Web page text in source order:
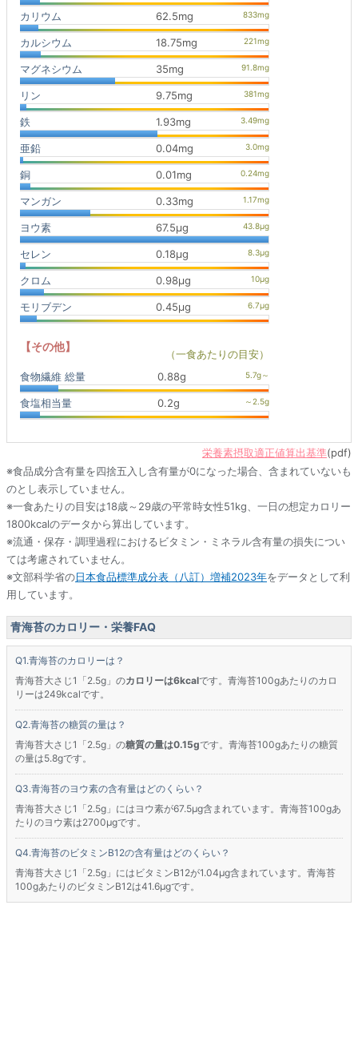
カリウム 62.5mg
カルシウム 18.75mg
マグネシウム 35mg
リン 9.75mg
鉄 1.93mg
亜鉛 0.04mg
銅 0.01mg
マンガン 0.33mg
ヨウ素 67.5μg
セレン 0.18μg
クロム 0.98μg
モリブデン 0.45μg
【その他】
（一食あたりの目安）
食物繊維 総量
0.88g
食塩相当量 0.2g
栄養素摂取適正値算出基準(pdf)
※食品成分含有量を四捨五入し含有量が0になった場合、含まれていないも
のとし表示していません。
※一食あたりの目安は18歳～29歳の平常時女性51kg、一日の想定カロリー
1800kcalのデータから算出しています。
※流通・保存・調理過程におけるビタミン・ミネラル含有量の損失につい
ては考慮されていません。
※文部科学省の日本食品標準成分表（八訂）増補2023年をデータとして利
用しています。
青海苔のカロリー・栄養FAQ
青海苔のカロリーは？
青海苔大さじ1「2.5g」のカロリーは6kcalです。青海苔100gあたりのカロ
リーは249kcalです。
青海苔の糖質の量は？
青海苔大さじ1「2.5g」の糖質の量は0.15gです。青海苔100gあたりの糖質
の量は5.8gです。
青海苔のヨウ素の含有量はどのくらい？
青海苔大さじ1「2.5g」にはヨウ素が67.5μg含まれています。青海苔100gあ
たりのヨウ素は2700μgです。
青海苔のビタミンB12の含有量はどのくらい？
青海苔大さじ1「2.5g」にはビタミンB12が1.04μg含まれています。青海苔
100gあたりのビタミンB12は41.6μgです。